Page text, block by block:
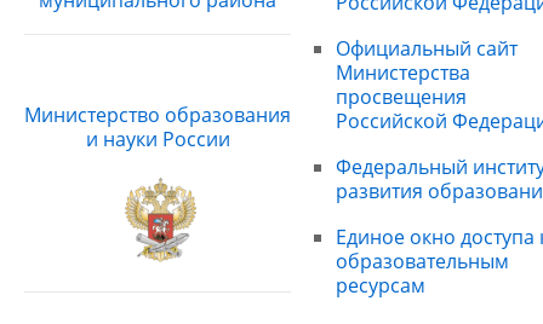
Министерство образования
и науки России
Официальный сайт
Министерства
просвещения
Российской
Федеральный
развития
Единое окно доступа
образовательным
ресурсам